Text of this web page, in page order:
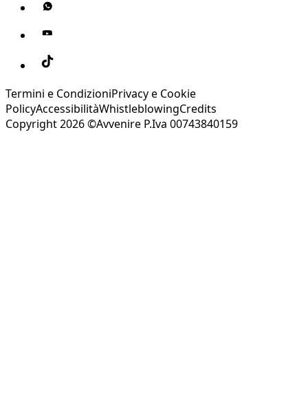
Termini e CondizioniPrivacy e Cookie
PolicyAccessibilitàWhistleblowingCredits
Copyright 2026 ©Avvenire P.Iva 00743840159